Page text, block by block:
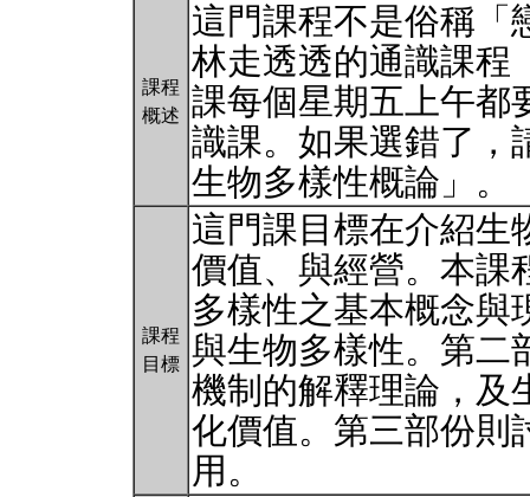
課程
概述
這門課程不是俗稱「
林走透透的通識課程
課每個星期五上午都
識課。如果選錯了，
生物多樣性概論」。
課程
目標
這門課目標在介紹生
價值、與經營。本課
多樣性之基本概念與
與生物多樣性。第二
機制的解釋理論，及
化價值。第三部份則
用。